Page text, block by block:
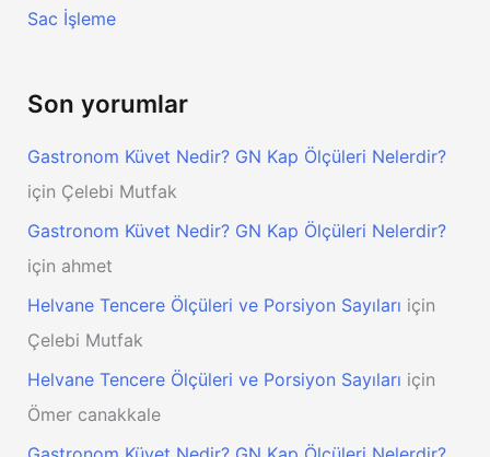
Sac İşleme
Son yorumlar
Gastronom Küvet Nedir? GN Kap Ölçüleri Nelerdir?
için Çelebi Mutfak
Gastronom Küvet Nedir? GN Kap Ölçüleri Nelerdir?
için ahmet
Helvane Tencere Ölçüleri ve Porsiyon Sayıları için
Çelebi Mutfak
Helvane Tencere Ölçüleri ve Porsiyon Sayıları için
Ömer canakkale